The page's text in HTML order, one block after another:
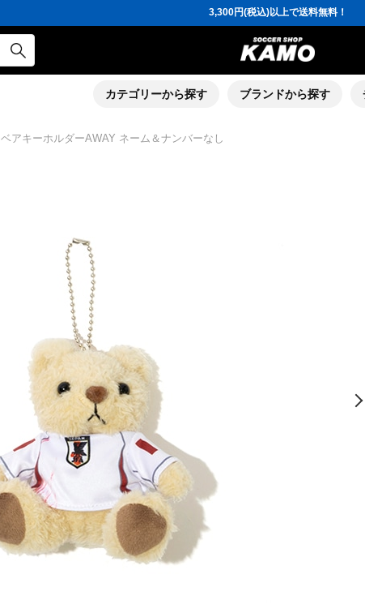
ポイント還元率5％！プレミア会員は7％
会員の方にはお誕生月に「10％OFFクーポン」プ
16,000円(税込)以上でシューズケースプレゼ
3,300円(税込)以上で送料無料！
ポイント還元率5％！プレミア会員は7％
会員の方にはお誕生月に「10％OFFクーポン」プ
カテゴリーから探す ブランドから探す
ベアキーホルダーAWAY ネーム＆ナンバーなし